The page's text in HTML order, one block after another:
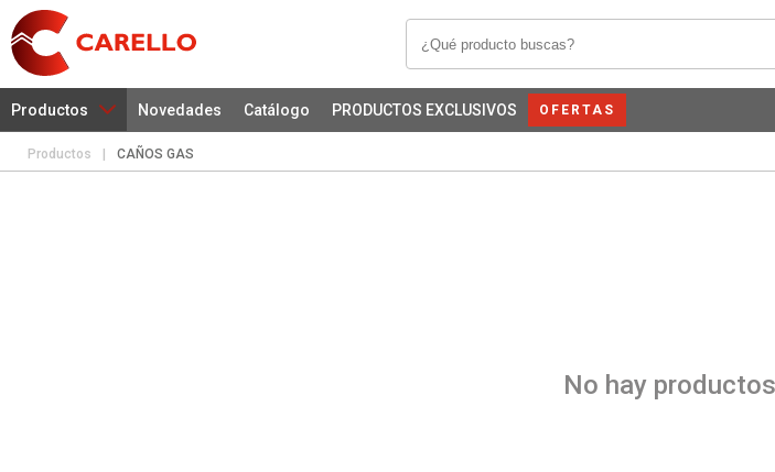
Productos Novedades Catálogo PRODUCTOS EXCLUSIVOS OFERTAS
Productos CAÑOS GAS
No hay